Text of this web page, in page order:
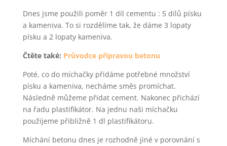
Dnes jsme použili poměr 1 díl cementu : 5 dílů písku
a kameniva. To si rozdělíme tak, že dáme 3 lopaty
písku a 2 lopaty kameniva.
Čtěte také: Průvodce přípravou betonu
Poté, co do míchačky přidáme potřebné množství
písku a kameniva, necháme směs promíchat.
Následně můžeme přidat cement. Nakonec přichází
na řadu plastifikátor. Na jednu naši míchačku
použijeme přibližně 1 dl plastifikátoru.
Míchání betonu dnes je rozhodně jiné v porovnání s